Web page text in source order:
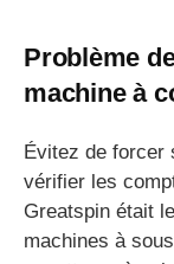
Problème
machine à
Évitez de forcer
vérifier les
Greatspin était
machines à